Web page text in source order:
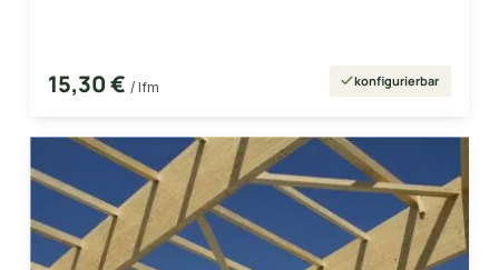
15,30 € / lfm konfigurierbar